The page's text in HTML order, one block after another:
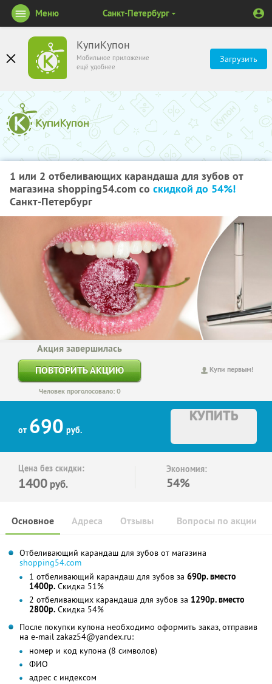
КупиКупон
Мобильное приложение
ещё удобнее
Загрузить
Меню Санкт-Петербург
1 или 2 отбеливающих карандаша для зубов от
магазина shopping54.com со скидкой до 54%!
Санкт-Петербург
Купи первым!
Акция завершилась
ПОВТОРИТЬ АКЦИЮ
Человек проголосовало: 0
от 690 руб.
КУПИТЬ
Цена без скидки:
1400 руб.
Экономия:
54%
Основное Отзывы Вопросы по акции
Адреса
Отбеливающий карандаш для зубов от магазина
shopping54.com
1 отбеливающий карандаш для зубов за 690р. вместо
1400р. Скидка 51%
2 отбеливающих карандаша для зубов за 1290р. вместо
2800р. Скидка 54%
После покупки купона необходимо оформить заказ, отправив
на e-mail zakaz54@yandex.ru:
номер и код купона (8 символов)
ФИО
адрес с индексом